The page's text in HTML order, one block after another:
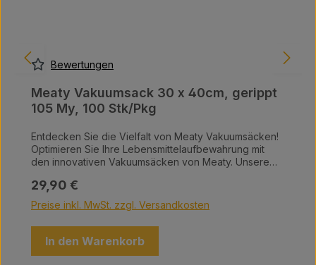
Bewertungen
Meaty Vakuumsack 30 x 40cm, gerippt
105 My, 100 Stk/Pkg
Entdecken Sie die Vielfalt von Meaty Vakuumsäcken!
Optimieren Sie Ihre Lebensmittelaufbewahrung mit
den innovativen Vakuumsäcken von Meaty. Unsere
Größen erhältlich und bieten die perfekte Lösung, um
Ihre Lebensmittel frisch zu halten und Platz in Ihrer
Küche zu sparen. Warum Meaty Vakuumsäcke?
Maximale Frische: Schützen Sie Ihre Lebensmittel vor
Luft, Feuchtigkeit und Gefrierbrand – für einen
Regulärer Preis:
29,90 €
Preise inkl. MwSt. zzgl. Versandkosten
In den Warenkorb